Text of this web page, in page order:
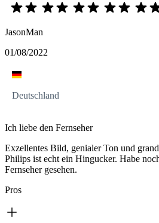
JasonMan
01/08/2022
Deutschland
Ich liebe den Fernseher
Exzellentes Bild, genialer Ton und
Philips ist echt ein Hingucker. Habe
Fernseher gesehen.
Pros